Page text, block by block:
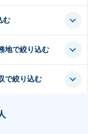
む
地で絞り込む
で絞り込む